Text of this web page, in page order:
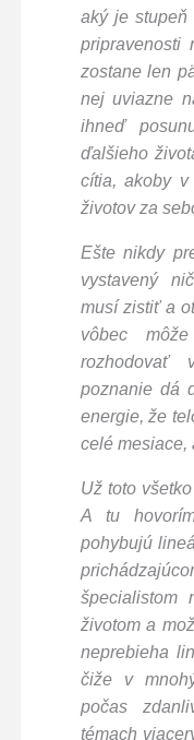
aký je stupeň
pripravenosti
zostane len
nej uviazne
ihneď
ďalšieho
cítia, akoby
životov za
Ešte nikdy
vystavený
musí zistiť a
vôbec
rozhodovať
poznanie dá
energie, že
celé mesiace,
Už toto
A tu
pohybujú
špecialistom
životom a
neprebieha
čiže v
počas
témach